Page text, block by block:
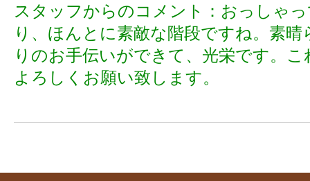
スタッフからのコメント：おっしゃ
り、ほんとに素敵な階段ですね。素
りのお手伝いができて、光栄です。
よろしくお願い致します。